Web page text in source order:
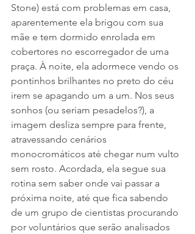
Stone) está com problemas em casa,
aparentemente ela brigou com sua
mãe e tem dormido enrolada em
cobertores no escorregador de uma
praça. À noite, ela adormece vendo os
pontinhos brilhantes no preto do céu
irem se apagando um a um. Nos seus
sonhos (ou seriam pesadelos?), a
imagem desliza sempre para frente,
atravessando cenários
monocromáticos até chegar num vulto
sem rosto. Acordada, ela segue sua
rotina sem saber onde vai passar a
próxima noite, até que fica sabendo
de um grupo de cientistas procurando
por voluntários que serão analisados